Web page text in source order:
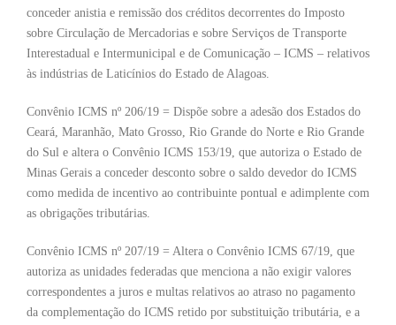
conceder anistia e remissão dos créditos decorrentes do Imposto
sobre Circulação de Mercadorias e sobre Serviços de Transporte
Interestadual e Intermunicipal e de Comunicação – ICMS – relativos
às indústrias de Laticínios do Estado de Alagoas.
Convênio ICMS nº 206/19 = Dispõe sobre a adesão dos Estados do
Ceará, Maranhão, Mato Grosso, Rio Grande do Norte e Rio Grande
do Sul e altera o Convênio ICMS 153/19, que autoriza o Estado de
Minas Gerais a conceder desconto sobre o saldo devedor do ICMS
como medida de incentivo ao contribuinte pontual e adimplente com
as obrigações tributárias.
Convênio ICMS nº 207/19 = Altera o Convênio ICMS 67/19, que
autoriza as unidades federadas que menciona a não exigir valores
correspondentes a juros e multas relativos ao atraso no pagamento
da complementação do ICMS retido por substituição tributária, e a